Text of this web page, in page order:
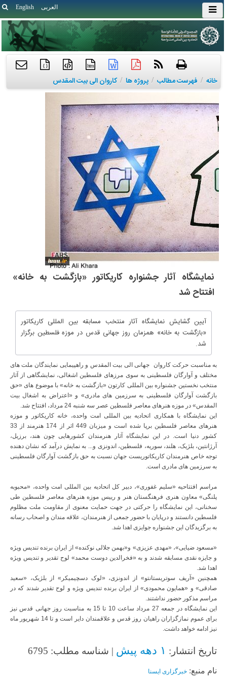
English العربی
htm
{ }
خانه / فهرست مطالب / پروژه ها / کاروان الی بیت المقدس
نمایشگاه آثار جشنواره کاریکاتور «بازگشت به خانه»
افتتاح شد
آیین گشایش نمایشگاه آثار منتخب مسابقه بین المللی کاریکاتور
«بازگشت به خانه» همزمان روز جهانی قدس در موزه فلسطین برگزار
شد.
به مناسبت حرکت کاروان جهانی الی بیت المقدس و راهپیمایی نمایندگان ملت های
مختلف و آوارگان فلسطینی به سوی مرزهای فلسطین اشغالی، نمایشگاهی از آثار
منتخب نخستین جشنواره بین المللی کارتون «بازگشت به خانه» با موضوع های «حق
بازگشت آوارگان فلسطینی به سرزمین های مادری» و «اعتراض به اشغال بیت
المقدس» در موزه هنرهای معاصر فلسطین عصر سه شنبه 24 مرداد، افتتاح شد.
این نمایشگاه با همکاری اتحادیه بین المللی امت واحده، خانه کاریکاتور و موزه
هنرهای معاصر فلسطین برپا شده است و میزبان 449 اثر از 174 هنرمند از 33
کشور دنیا است. در این نمایشگاه آثار هنرمندان کشورهایی چون هند، برزیل،
آرژانتین، بلژیک، هلند، سوریه، فلسطین، اندونزی و... به نمایش درآمد که نشان دهنده
توجه خاص هنرمندان کاریکاتوریست جهان نسبت به حق بازگشت آوارگان فلسطینی
به سرزمین های مادری است.
مراسم افتتاحیه «سلیم غفوری»، دبیر کل اتحادیه بین المللی امت واحده، «محبوبه
پلنگی» معاون هنری فرهنگستان هنر و رییس موزه هنرهای معاصر فلسطین طی
سخنانی، این نمایشگاه را حرکتی در جهت حمایت معنوی از مقاومت ملت مظلوم
فلسطین دانستند و درپایان با حضور جمعی از هنرمندان، علاقه مندان و اصحاب رسانه
به برگزیدگان این جشنواره جوایزی اهدا شد.
«مسعود ضیایی»، «مهدی عزیزی» و«بهمن جلالی نوکنده» از ایران برنده تندیس ویژه
و جایزه نقدی مسابقه شدند و به «فخرالدین دوست محمد» لوح تقدیر و تندیس ویژه
اهدا شد.
همچنین «آریف سوتریستانتو» از اندونزی، «لوک دسچیمیکر» از بلژیک، «سعید
صادقی» و «همایون محمودی» از ایران برنده تندیس ویژه و لوح تقدیر شدند که در
مراسم مذکور حضور نداشتند.
این نمایشگاه در جمعه 27 مرداد ساعت 10 تا 15 به مناسبت روز جهانی قدس نیز
برای عموم نمازگزاران راهیان روز قدس و علاقمندان دایر است و تا 14 شهریور ماه
نیز ادامه خواهد داشت.
تاریخ انتشار: ۱ دهه پیش | شناسه مطلب: 6795
نام منبع: خبرگزاری ایسنا